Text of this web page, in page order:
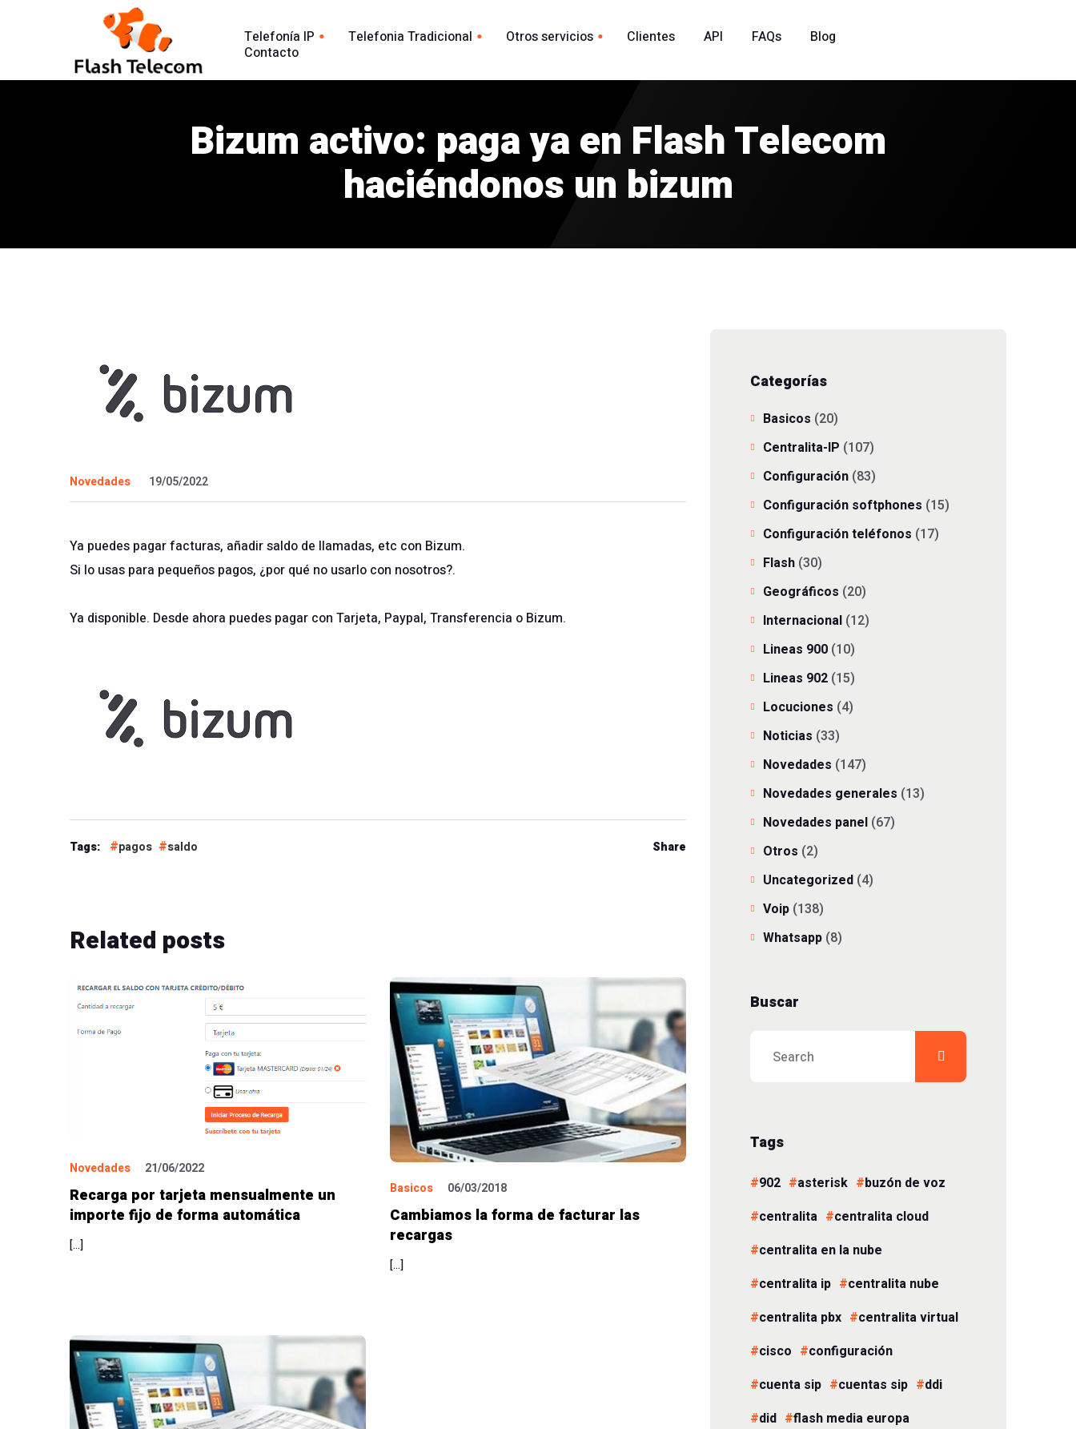
Telefonía IP
Centralita Virtual
SIP Trunk
Línea 902
Telefonia Tradicional
Análisis Llamadas
Otros servicios
Agente Conversacional AI
Marca blanca
Clientes API FAQs
Blog
Contacto
Bizum activo: paga ya en Flash Telecom
haciéndonos un bizum
Novedades 19/05/2022
Ya puedes pagar facturas, añadir saldo de llamadas, etc con Bizum.
Si lo usas para pequeños pagos, ¿por qué no usarlo con nosotros?.
Ya disponible. Desde ahora puedes pagar con Tarjeta, Paypal, Transferencia o Bizum.
Tags: pagos saldo Share
Related posts
Novedades 21/06/2022
Recarga por tarjeta mensualmente un
importe fijo de forma automática
[…]
Basicos 06/03/2018
Cambiamos la forma de facturar las
recargas
[…]
Categorías
Basicos (20)
Centralita-IP (107)
Configuración (83)
Configuración softphones (15)
Configuración teléfonos (17)
Flash (30)
Geográficos (20)
Internacional (12)
Lineas 900 (10)
Lineas 902 (15)
Locuciones (4)
Noticias (33)
Novedades (147)
Novedades generales (13)
Novedades panel (67)
Otros (2)
Uncategorized (4)
Voip (138)
Whatsapp (8)
Buscar
Tags
902 asterisk
buzón de voz
centralita
centralita cloud
centralita en la nube
centralita ip
centralita nube
centralita pbx
centralita virtual
cisco
configuración
cuenta sip
cuentas sip
ddi
did
flash media europa